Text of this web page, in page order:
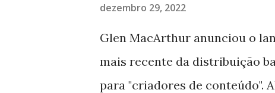
independentes. Para ler a nota
instalar no Ubuntu, Linux
sudo add-apt-repository
sudo apt-get install mumble
dezembro 29, 2022
Glen MacArthur anunciou o
mais recente da distribuição
para "criadores de conteúdo".